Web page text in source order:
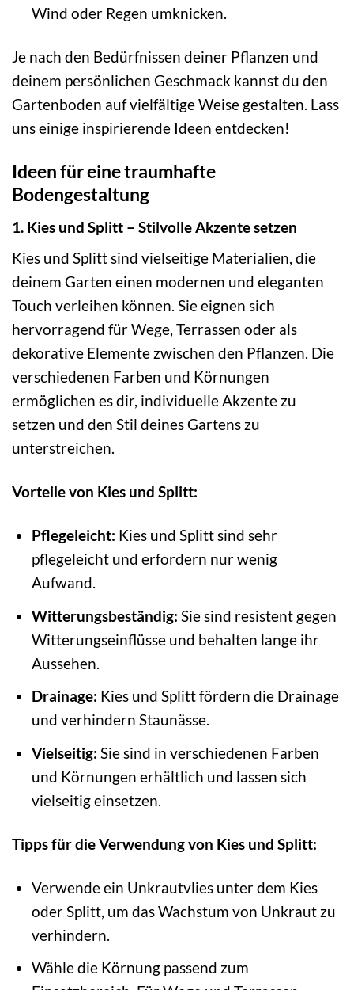
Wind oder Regen umknicken.
Je nach den Bedürfnissen deiner Pflanzen und
deinem persönlichen Geschmack kannst du den
Gartenboden auf vielfältige Weise gestalten. Lass
uns einige inspirierende Ideen entdecken!
Ideen für eine traumhafte
Bodengestaltung
1. Kies und Splitt – Stilvolle Akzente setzen
Kies und Splitt sind vielseitige Materialien, die
deinem Garten einen modernen und eleganten
Touch verleihen können. Sie eignen sich
hervorragend für Wege, Terrassen oder als
dekorative Elemente zwischen den Pflanzen. Die
verschiedenen Farben und Körnungen
ermöglichen es dir, individuelle Akzente zu
setzen und den Stil deines Gartens zu
unterstreichen.
Vorteile von Kies und Splitt:
Pflegeleicht: Kies und Splitt sind sehr
pflegeleicht und erfordern nur wenig
Aufwand.
Witterungsbeständig: Sie sind resistent gegen
Witterungseinflüsse und behalten lange ihr
Aussehen.
Drainage: Kies und Splitt fördern die Drainage
und verhindern Staunässe.
Vielseitig: Sie sind in verschiedenen Farben
und Körnungen erhältlich und lassen sich
vielseitig einsetzen.
Tipps für die Verwendung von Kies und Splitt:
Verwende ein Unkrautvlies unter dem Kies
oder Splitt, um das Wachstum von Unkraut zu
verhindern.
Wähle die Körnung passend zum